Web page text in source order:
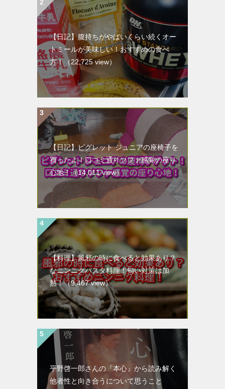
【日記】腹持ちがやばいくらい続くオー
トミールが美味しい！おすすめの食べ
方！
（22,725 view）
【日記】ピグレット ジュニアの座椅子を
買ったよ！口コミ通りソファ感覚の座り
心地！（14,011 view）
【料理】風邪の時に食べると効果あり？
なニンニクパスタ料理！匂い対策は加
熱！（9,467 view）
平野啓一郎さんの『本心』から読み解く
他者性と向き合うについて思うこと